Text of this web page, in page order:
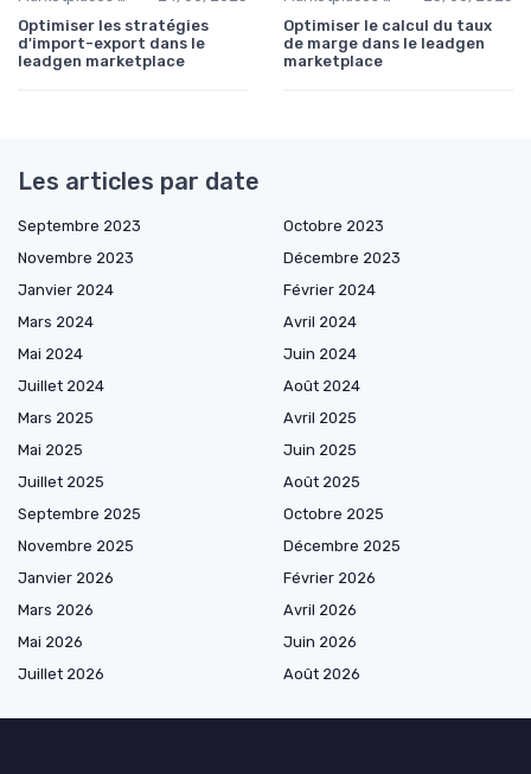
Optimiser les stratégies
d'import-export dans le
leadgen marketplace
Optimiser le calcul du taux
de marge dans le leadgen
marketplace
Les articles par date
Septembre 2023
Octobre 2023
Novembre 2023
Décembre 2023
Janvier 2024
Février 2024
Mars 2024
Avril 2024
Mai 2024
Juin 2024
Juillet 2024
Août 2024
Mars 2025
Avril 2025
Mai 2025
Juin 2025
Juillet 2025
Août 2025
Septembre 2025
Octobre 2025
Novembre 2025
Décembre 2025
Janvier 2026
Février 2026
Mars 2026
Avril 2026
Mai 2026
Juin 2026
Juillet 2026
Août 2026